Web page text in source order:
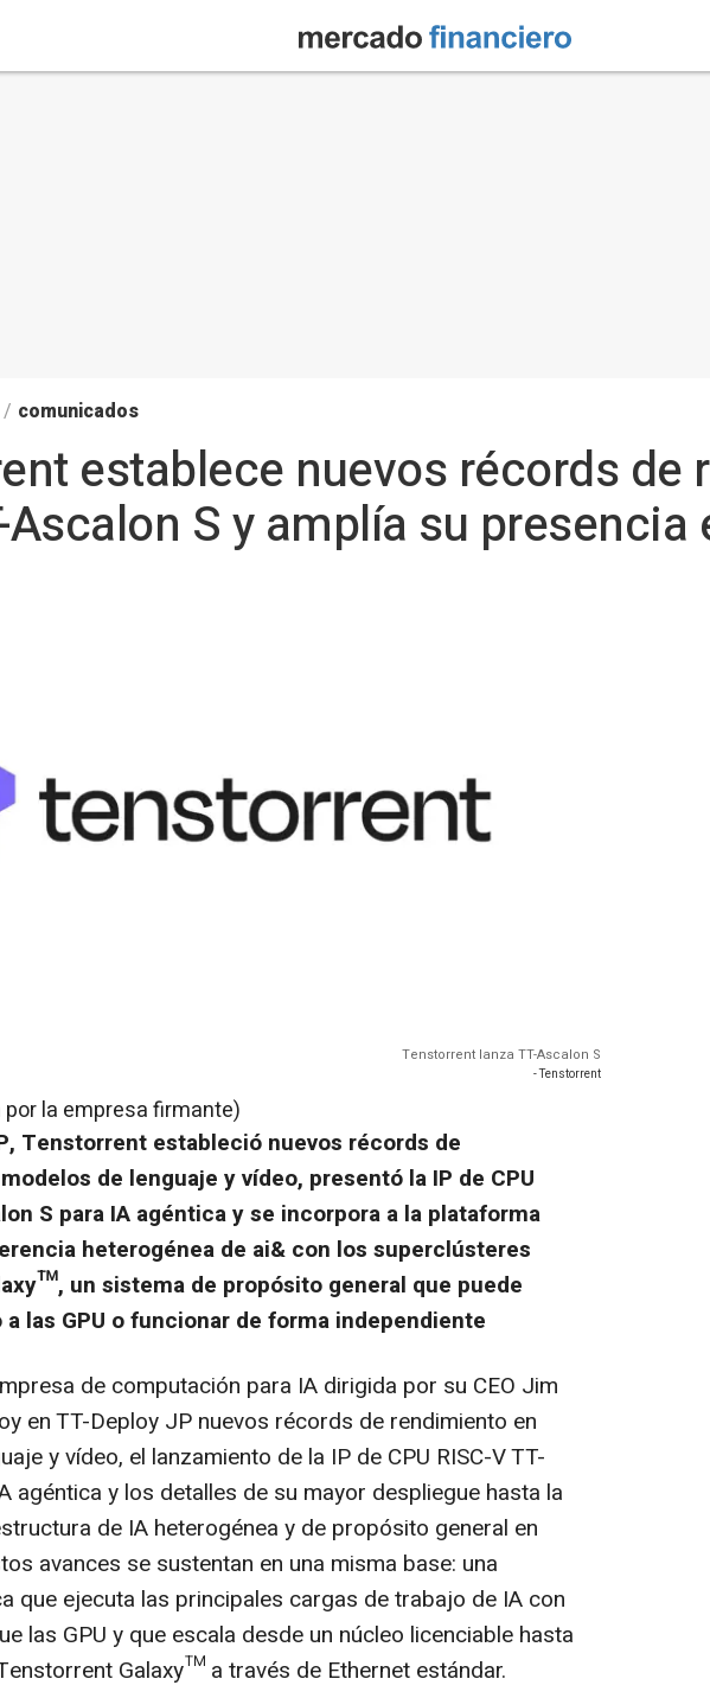
/ comunicados
establece nuevos récords de
Ascalon S y amplía su presencia
Tenstorrent lanza TT-Ascalon S
- Tenstorrent
la empresa firmante)
Tenstorrent estableció nuevos récords de
de lenguaje y vídeo, presentó la IP de CPU
S para IA agéntica y se incorpora a la plataforma
heterogénea de ai& con los superclústeres
un sistema de propósito general que puede
las GPU o funcionar de forma independiente
de computación para IA dirigida por su CEO Jim
en TT-Deploy JP nuevos récords de rendimiento en
y vídeo, el lanzamiento de la IP de CPU RISC-V TT-
agéntica y los detalles de su mayor despliegue hasta la
de IA heterogénea y de propósito general en
avances se sustentan en una misma base: una
que ejecuta las principales cargas de trabajo de IA con
las GPU y que escala desde un núcleo licenciable hasta
Galaxy™ a través de Ethernet estándar.